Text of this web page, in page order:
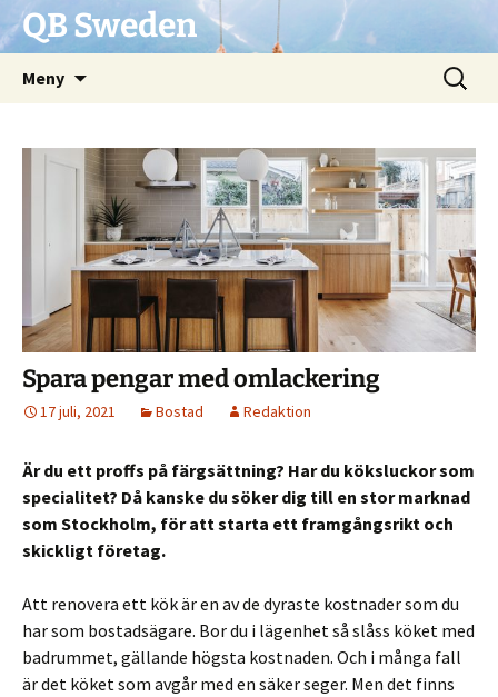
QB Sweden
Meny
Sök
efter:
Spara pengar med omlackering
17 juli, 2021 Bostad Redaktion
Är du ett proffs på färgsättning? Har du köksluckor som
specialitet? Då kanske du söker dig till en stor marknad
som Stockholm, för att starta ett framgångsrikt och
skickligt företag.
Att renovera ett kök är en av de dyraste kostnader som du
har som bostadsägare. Bor du i lägenhet så slåss köket med
badrummet, gällande högsta kostnaden. Och i många fall
är det köket som avgår med en säker seger. Men det finns